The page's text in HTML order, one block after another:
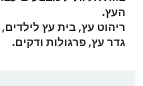
העץ.
ריהוט עץ, בית עץ
גדר עץ, פרגולות ודקים.